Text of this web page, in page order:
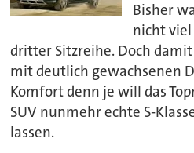
Bisher
nicht
dritter Sitzreihe. Doch
mit deutlich gewachsenen
Komfort denn je will das
SUV nunmehr echte S-
lassen.